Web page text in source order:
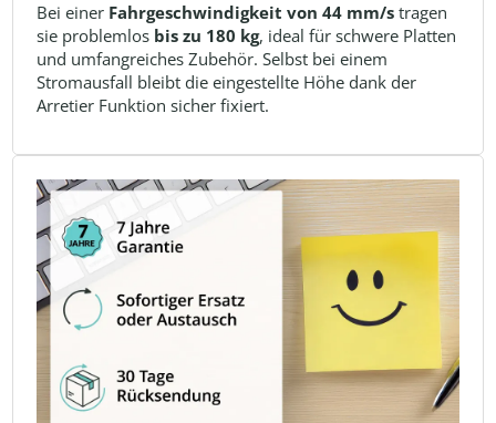
Bei einer Fahrgeschwindigkeit von 44 mm/s tragen
sie problemlos bis zu 180 kg, ideal für schwere Platten
und umfangreiches Zubehör. Selbst bei einem
Stromausfall bleibt die eingestellte Höhe dank der
Arretier Funktion sicher fixiert.